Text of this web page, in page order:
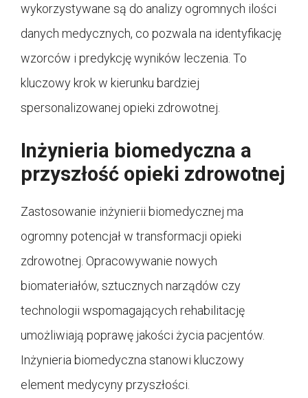
wykorzystywane są do analizy ogromnych ilości
danych medycznych, co pozwala na identyfikację
wzorców i predykcję wyników leczenia. To
kluczowy krok w kierunku bardziej
spersonalizowanej opieki zdrowotnej.
Inżynieria biomedyczna a
przyszłość opieki zdrowotnej
Zastosowanie inżynierii biomedycznej ma
ogromny potencjał w transformacji opieki
zdrowotnej. Opracowywanie nowych
biomateriałów, sztucznych narządów czy
technologii wspomagających rehabilitację
umożliwiają poprawę jakości życia pacjentów.
Inżynieria biomedyczna stanowi kluczowy
element medycyny przyszłości.